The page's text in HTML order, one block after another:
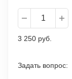
3 250 руб.
Задать вопрос: